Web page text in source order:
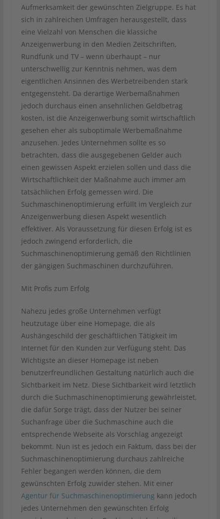
Aufmerksamkeit der gewünschten Zielgruppe. Es hat
sich in zahlreichen Umfragen herausgestellt, dass
eine Vielzahl von Menschen die klassiche
Anzeigenwerbung in den Medien Zeitschriften,
Rundfunk und TV – wenn überhaupt – nur
unterschwellig zur Kenntnis nehmen, was dem
eigentlichen Ansinnen des Werbetreibenden stark
entgegensteht. Da derartige Werbemaßnahmen
jedoch durchaus einen ansehnlichen Geldbetrag
kosten, ist die Anzeigenwerbung somit wirtschaftlich
gesehen eher als suboptimale Werbemaßnahme
anzusehen. Jedes Unternehmen sollte es so
betrachten, dass die ausgegebenen Gelder auch
einen gewissen Aspekt erzielen sollen und dass die
Wirtschaftlichkeit der Maßnahme auch immer am
tatsächlichen Erfolg gemessen wird. Die
Suchmaschinenoptimierung erfüllt im Vergleich zur
Anzeigenwerbung diesen Aspekt wesentlich
effektiver. Als Voraussetzung für diesen Erfolg ist es
jedoch zwingend erforderlich, die
Suchmaschinenoptimierung gemäß den Richtlinien
der gängigen Suchmaschinen durchzuführen.
Mit Profis zum Erfolg
Nahezu jedes große Unternehmen verfügt
heutzutage über eine Homepage, die als
Aushängeschild der geschäftlichen Tätigkeit im
Internet für den Kunden zur Verfügung steht. Das
Wichtigste an dieser Homepage ist neben
benutzerfreundlichen Gestaltung natürlich auch die
Sichtbarkeit im Netz. Diese Sichtbarkeit wird letztlich
durch die Suchmaschinenoptimierung gewährleistet,
die dafür Sorge trägt, dass der Nutzer bei seiner
Suchanfrage über die Suchmaschine auch die
entsprechende Webseite als Vorschlag angezeigt
bekommt. Nun ist es jedoch ein Faktum, dass bei der
Suchmaschinenoptimierung durchaus zahlreiche
Fehler begangen werden können, die dem
gewünschten Erfolg zuwider stehen. Mit einer
Agentur für Suchmaschinenoptimierung kann jedoch
jedes Unternehmen den gewünschten Erfolg